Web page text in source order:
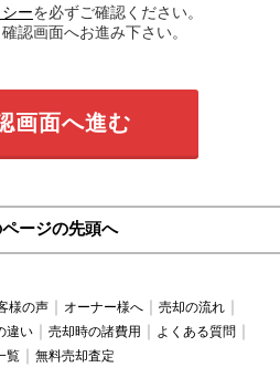
ーを必ずご確認ください。
認画面へお進み下さい。
画面へ進む
ージの先頭へ
様の声 オーナー様へ
売却の流れ
違い 売却時の諸費用
よくある質問
覧 無料売却査定